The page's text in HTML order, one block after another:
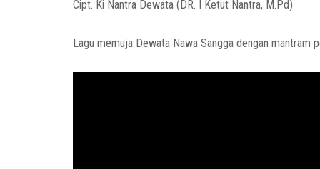
Cipt. Ki Nantra Dewata (DR. I Ketut Nantra, M.Pd)
Lagu memuja Dewata Nawa Sangga dengan mantram